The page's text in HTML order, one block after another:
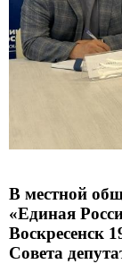
В местной
«Единая
Воскресенск
Совета